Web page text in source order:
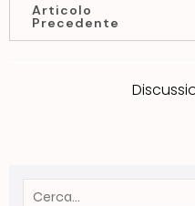
Articolo
Precedente